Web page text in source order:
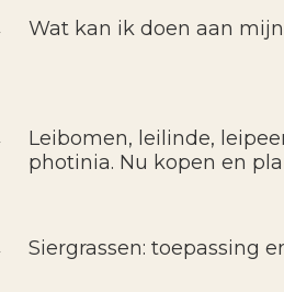
Wat kan ik doen aan
Leibomen, leilinde,
photinia. Nu kopen en
Siergrassen: toepassing